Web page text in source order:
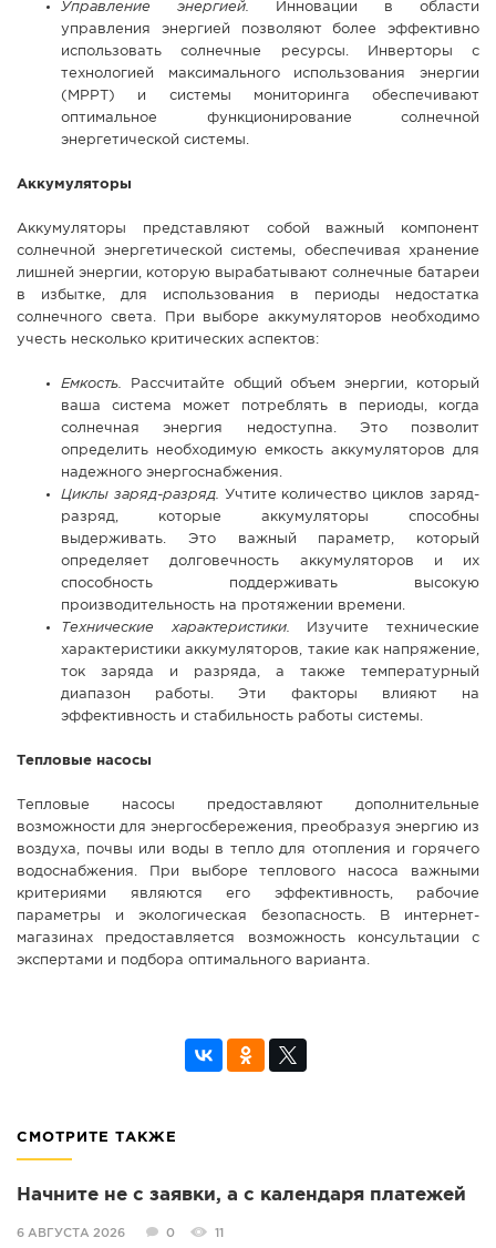
Управление энергией. Инновации в области
управления энергией позволяют более эффективно
использовать солнечные ресурсы. Инверторы с
технологией максимального использования энергии
(MPPT) и системы мониторинга обеспечивают
оптимальное функционирование солнечной
энергетической системы.
Аккумуляторы
Аккумуляторы представляют собой важный компонент
солнечной энергетической системы, обеспечивая хранение
лишней энергии, которую вырабатывают солнечные батареи
в избытке, для использования в периоды недостатка
солнечного света. При выборе аккумуляторов необходимо
учесть несколько критических аспектов:
Емкость. Рассчитайте общий объем энергии, который
ваша система может потреблять в периоды, когда
солнечная энергия недоступна. Это позволит
определить необходимую емкость аккумуляторов для
надежного энергоснабжения.
Циклы заряд-разряд. Учтите количество циклов заряд-
разряд, которые аккумуляторы способны
выдерживать. Это важный параметр, который
определяет долговечность аккумуляторов и их
способность поддерживать высокую
производительность на протяжении времени.
Технические характеристики. Изучите технические
характеристики аккумуляторов, такие как напряжение,
ток заряда и разряда, а также температурный
диапазон работы. Эти факторы влияют на
эффективность и стабильность работы системы.
Тепловые насосы
Тепловые насосы предоставляют дополнительные
возможности для энергосбережения, преобразуя энергию из
воздуха, почвы или воды в тепло для отопления и горячего
водоснабжения. При выборе теплового насоса важными
критериями являются его эффективность, рабочие
параметры и экологическая безопасность. В интернет-
магазинах предоставляется возможность консультации с
экспертами и подбора оптимального варианта.
СМОТРИТЕ ТАКЖЕ
Начните не с заявки, а с календаря платежей
6 АВГУСТА 2026 0 11